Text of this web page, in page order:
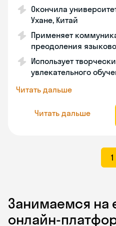
Окончила
Ухане, Китай
Применяет
преодоления
Использует
увлекательного
Читать дальше
Читать дальше
1
Занимаемся на
онлайн-